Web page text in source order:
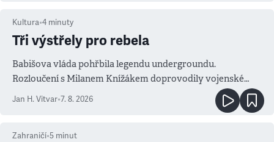
Kultura•4 minuty
Tři výstřely pro rebela
Babišova vláda pohřbila legendu undergroundu.
Rozloučení s Milanem Knížákem doprovodily vojenské
salvy i kritika pokrokářů
Jan H. Vitvar•7. 8. 2026
Zahraničí•5 minut